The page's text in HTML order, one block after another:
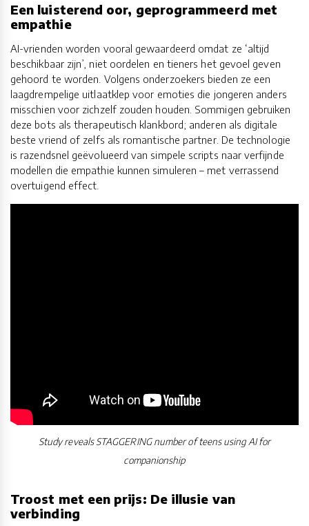
Een luisterend oor, geprogrammeerd met
empathie
AI-vrienden worden vooral gewaardeerd omdat ze ‘altijd
beschikbaar zijn’, niet oordelen en tieners het gevoel geven
gehoord te worden. Volgens onderzoekers bieden ze een
laagdrempelige uitlaatklep voor emoties die jongeren anders
misschien voor zichzelf zouden houden. Sommigen gebruiken
deze bots als therapeutisch klankbord; anderen als digitale
beste vriend of zelfs als romantische partner. De technologie
is razendsnel geëvolueerd van simpele scripts naar verfijnde
modellen die empathie kunnen simuleren – met verrassend
overtuigend effect.
Study reveals STAGGERING number of teens using AI for
companionship
Troost met een prijs: De illusie van
verbinding